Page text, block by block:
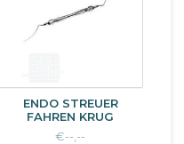
ENDO STREUER
FAHREN KRUG
€--,--